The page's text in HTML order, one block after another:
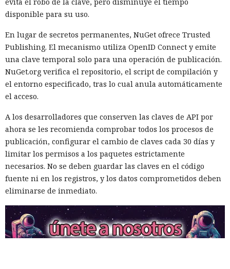
disponible para su uso.
En lugar de secretos permanentes, NuGet ofrece Trusted
Publishing. El mecanismo utiliza OpenID Connect y emite
una clave temporal solo para una operación de publicación.
NuGet.org verifica el repositorio, el script de compilación y
el entorno especificado, tras lo cual anula automáticamente
el acceso.
A los desarrolladores que conserven las claves de API por
ahora se les recomienda comprobar todos los procesos de
publicación, configurar el cambio de claves cada 30 días y
limitar los permisos a los paquetes estrictamente
necesarios. No se deben guardar las claves en el código
fuente ni en los registros, y los datos comprometidos deben
eliminarse de inmediato.
lo que el tráfico ajeno puede pasar por él durante horas. El
propietario no necesariamente nota la actividad adicional,
revelan su contenido con medios habituales.
El problema fue detectado por especialistas de la empresa
noruega Mnemonic. La investigación mostró que la tienda
de Samsung permite publicar aplicaciones primitivas que
consisten en unas pocas líneas de código y cargan el
solo ven una pequeña envoltura, pero no siempre analizan
todo lo que el servidor enviará al televisor tras el
lanzamiento.
Ese diseño de aplicación permite al desarrollador cambiar
su comportamiento después de la revisión y publicación. El
servidor puede reemplazar el juego, el módulo publicitario
o el componente de red sin publicar una nueva versión en
la tienda. Por eso, el código que pasó la moderación puede
diferir notablemente del programa que realmente se